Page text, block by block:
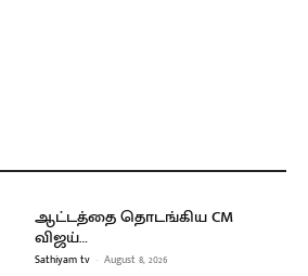
ஆட்டத்தை தொடங்கிய CM
விஜய்…
Sathiyam tv - August 8, 2026